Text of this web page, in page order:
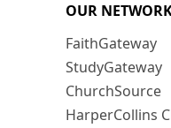
OUR
FaithGateway
StudyGateway
ChurchSource
HarperCollins